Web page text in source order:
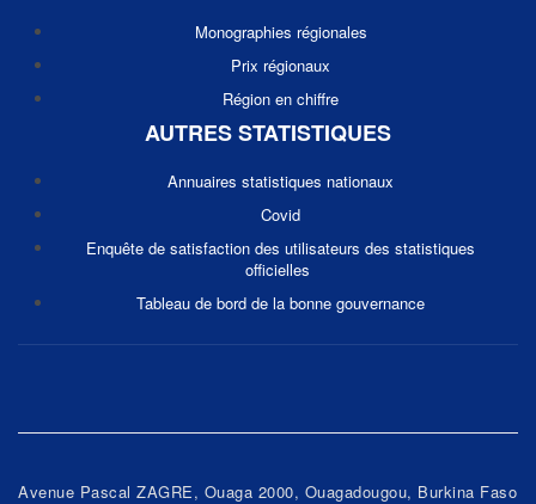
Monographies régionales
Prix régionaux
Région en chiffre
AUTRES STATISTIQUES
Annuaires statistiques nationaux
Covid
Enquête de satisfaction des utilisateurs des statistiques
officielles
Tableau de bord de la bonne gouvernance
Avenue Pascal ZAGRE, Ouaga 2000, Ouagadougou, Burkina Faso